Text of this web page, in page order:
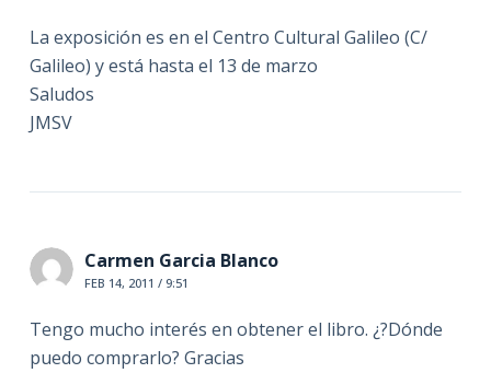
La exposición es en el Centro Cultural Galileo (C/
Galileo) y está hasta el 13 de marzo
Saludos
JMSV
Carmen Garcia Blanco
FEB 14, 2011 / 9:51
Tengo mucho interés en obtener el libro. ¿?Dónde
puedo comprarlo? Gracias